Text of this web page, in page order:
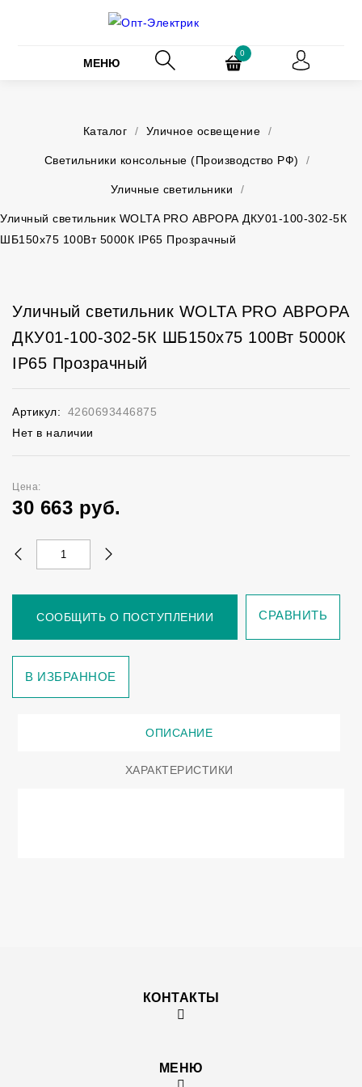
МЕНЮ
0
Каталог / Уличное освещение /
Светильники консольные (Производство РФ) /
Уличные светильники /
Уличный светильник WOLTA PRO АВРОРА ДКУ01-100-302-5К
ШБ150х75 100Вт 5000К IP65 Прозрачный
Уличный светильник WOLTA PRO АВРОРА
ДКУ01-100-302-5К ШБ150х75 100Вт 5000К
IP65 Прозрачный
Артикул:
4260693446875
Нет в наличии
Цена:
30 663 руб.
СООБЩИТЬ О ПОСТУПЛЕНИИ СРАВНИТЬ
В ИЗБРАННОЕ
ОПИСАНИЕ
ХАРАКТЕРИСТИКИ
КОНТАКТЫ
МЕНЮ